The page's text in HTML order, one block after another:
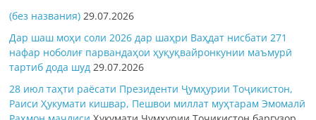
(без названия) 29.07.2026
Дар шаш моҳи соли 2026 дар шаҳри Ваҳдат нисбати 271
нафар ноболиғ парвандаҳои ҳуқуқвайронкунии маъмурӣ
тартиб дода шуд 29.07.2026
28 июл таҳти раёсати Президенти Ҷумҳурии Тоҷикистон,
Раиси Ҳукумати кишвар, Пешвои миллат муҳтарам Эмомалӣ